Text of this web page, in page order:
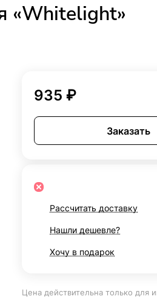
«Whitelight»
935 ₽
Заказать
Рассчитать доставку
Нашли дешевле?
Хочу в подарок
Цена действительна только для